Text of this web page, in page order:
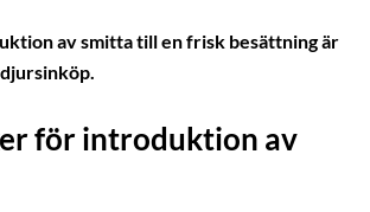
av smitta till en frisk besättning är
för introduktion av